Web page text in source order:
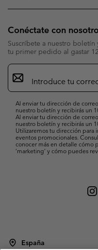
Conéctate con
Suscríbete a nuestro
tu primer pedido al gastar
Suscripción
de
correo
Al enviar tu dirección de
nuestro boletín y recibirás un
Al enviar tu dirección de
nuestro boletín y recibirás un
Utilizaremos tu dirección para
eventos promocionales.
conocer más en detalle cómo
’marketing’ y cómo puedes
España